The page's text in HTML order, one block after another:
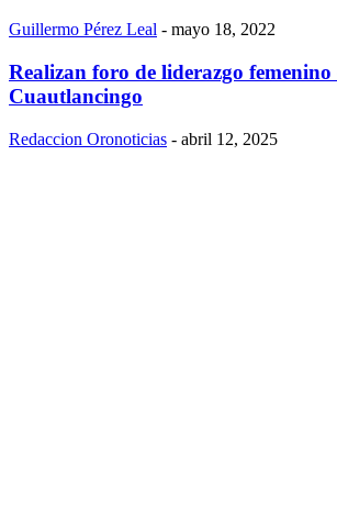
Guillermo Pérez Leal - mayo 18, 2022
Realizan foro de liderazgo femenino
Cuautlancingo
Redaccion Oronoticias - abril 12, 2025